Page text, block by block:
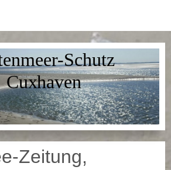
Schutz
Cuxhaven
Zeitung,